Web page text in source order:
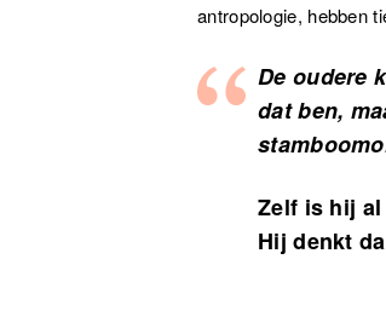
antropologie, hebben
De oudere
dat ben,
Zelf is hij
Hij denkt